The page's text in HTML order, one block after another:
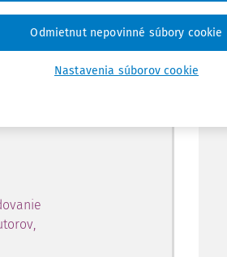
prístup na 10
obsahu:
Nastavenia súborov cookie
Odmietnut nepovinné súbory cookie